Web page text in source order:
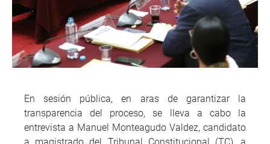
En sesión pública, en aras de garantizar la
transparencia del proceso, se lleva a cabo la
entrevista a Manuel Monteagudo Valdez, candidato